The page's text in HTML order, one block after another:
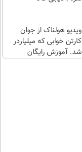
ویدیو هولناک از جوان
کارتن خوابی که میلیاردر
شد. آموزش رایگان